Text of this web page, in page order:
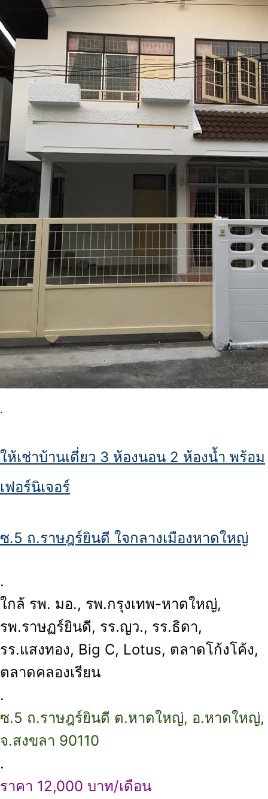
.
ให้เช่าบ้านเดี่ยว 3 ห้องนอน 2 ห้องน้ำ พร้อม
เฟอร์นิเจอร์
ซ.5 ถ.ราษฎร์ยินดี ใจกลางเมืองหาดใหญ่
.
ใกล้ รพ. มอ., รพ.กรุงเทพ-หาดใหญ่,
รพ.ราษฏร์ยินดี, รร.ญว., รร.ธิดา,
รร.แสงทอง, Big C, Lotus, ตลาดโก้งโค้ง,
ตลาดคลองเรียน
.
ซ.5 ถ.ราษฎร์ยินดี ต.หาดใหญ่, อ.หาดใหญ่,
จ.สงขลา 90110
.
ราคา 12,000 บาท/เดือน